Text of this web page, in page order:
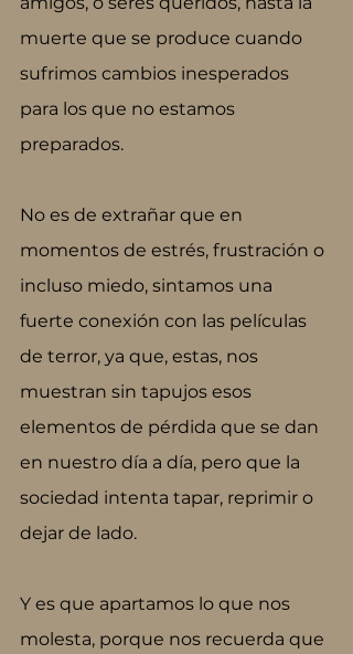
muerte que se produce cuando
sufrimos cambios inesperados
para los que no estamos
preparados.
No es de extrañar que en
momentos de estrés, frustración o
incluso miedo, sintamos una
fuerte conexión con las películas
de terror, ya que, estas, nos
muestran sin tapujos esos
elementos de pérdida que se dan
en nuestro día a día, pero que la
sociedad intenta tapar, reprimir o
dejar de lado.
Y es que apartamos lo que nos
molesta, porque nos recuerda que